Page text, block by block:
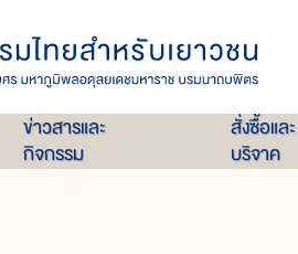
ข่าวสารและ
กิจกรรม
สั่งซื้อและ
บริจาค